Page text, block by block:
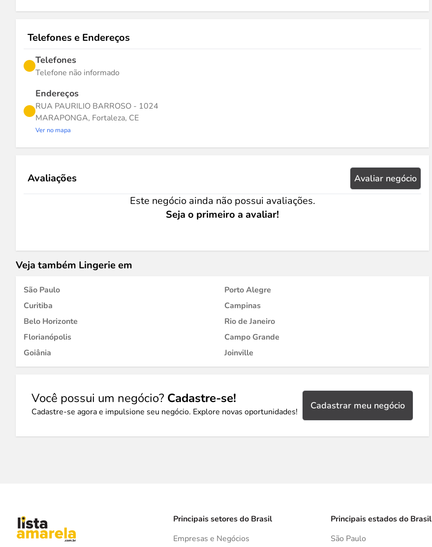
Telefones e Endereços
Telefones
Telefone não informado
Endereços
RUA PAURILIO BARROSO - 1024
MARAPONGA, Fortaleza, CE
Ver no mapa
Avaliações Avaliar negócio
Este negócio ainda não possui avaliações.
Seja o primeiro a avaliar!
Veja também Lingerie em
São Paulo
Porto Alegre
Curitiba
Campinas
Belo Horizonte
Rio de Janeiro
Florianópolis
Campo Grande
Goiânia
Joinville
Você possui um negócio? Cadastre-se!
Cadastre-se agora e impulsione seu negócio. Explore novas oportunidades!
Cadastrar meu negócio
Principais setores do Brasil
Empresas e Negócios
Principais estados do Brasil
São Paulo